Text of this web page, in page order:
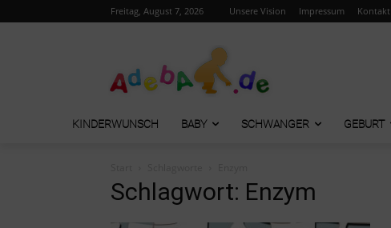
Freitag, August 7, 2026 Unsere Vision Impressum Kontakt
KINDERWUNSCH BABY SCHWANGER GEBURT
Schlagwort: Enzym